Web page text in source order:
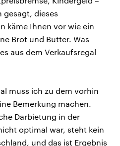
gesagt, dieses
käme Ihnen vor wie ein
Brot und Butter. Was
aus dem Verkaufsregal
muss ich zu dem vorhin
Bemerkung machen.
Darbietung in der
optimal war, steht kein
und das ist Ergebnis